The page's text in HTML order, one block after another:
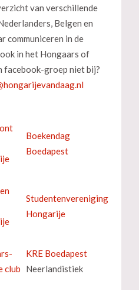
van verschillende
Belgen en
communiceren in de
in het Hongaars of
facebook-groep niet bij?
Boekendag
Boedapest
Studentenvereniging
Hongarije
club
KRE Boedapest
Neerlandistiek